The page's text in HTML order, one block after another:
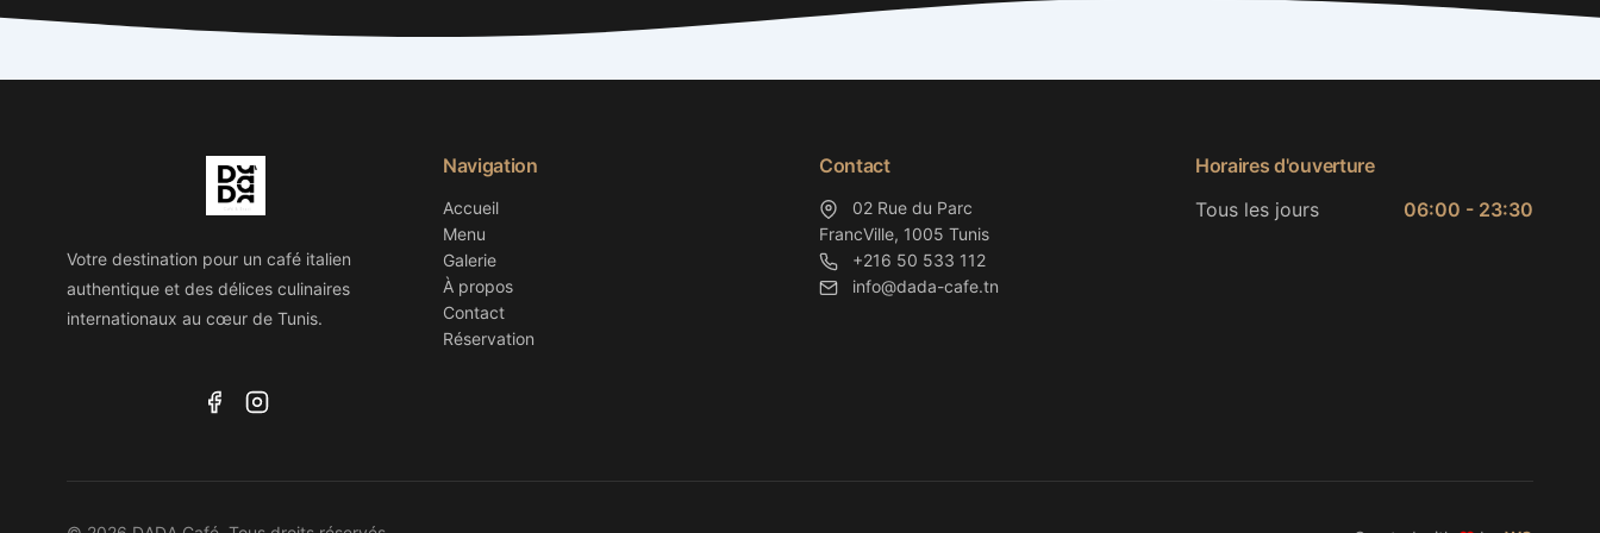
Votre destination pour un café italien
authentique et des délices culinaires
internationaux au cœur de Tunis.
Navigation
Accueil
Menu
Galerie
À propos
Contact
Réservation
Contact
02 Rue du Parc
FrancVille, 1005 Tunis
+216 50 533 112
info@dada-cafe.tn
Horaires d'ouverture
Tous les jours
06:00 - 23:30